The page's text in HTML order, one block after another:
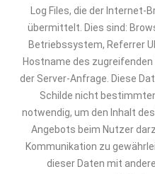
Log Files, die der
übermittelt. Dies sind:
Betriebssystem, Referrer
Hostname des
der Server-Anfrage. Diese
Schilde nicht
notwendig, um den Inhalt des
Angebots beim Nutzer
Kommunikation zu
dieser Daten mit